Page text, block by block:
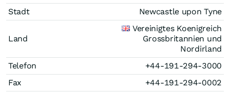
Stadt
Newcastle upon Tyne
Land
Vereinigtes Koenigreich
Grossbritannien und
Nordirland
Telefon
+44-191-294-3000
Fax
+44-191-294-0002